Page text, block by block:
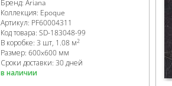
Бренд: Ariana
Коллекция: Epoque
Артикул: PF60004311
Код товара: SD-183048-99
В коробке: 3 шт, 1.08 м2
Размер: 600x600 мм
Сроки доставки: 30 дней
в наличии